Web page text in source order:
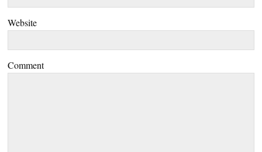
Website
Comment